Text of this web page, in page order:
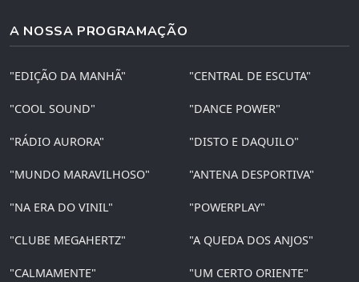
A NOSSA PROGRAMAÇÃO
"EDIÇÃO DA MANHÃ" "CENTRAL DE ESCUTA"
"COOL SOUND" "DANCE POWER"
"RÁDIO AURORA" "DISTO E DAQUILO"
"MUNDO MARAVILHOSO" "ANTENA DESPORTIVA"
"NA ERA DO VINIL" "POWERPLAY"
"CLUBE MEGAHERTZ" "A QUEDA DOS ANJOS"
"CALMAMENTE" "UM CERTO ORIENTE"